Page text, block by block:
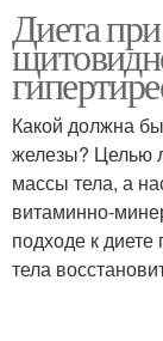
Питание
Диета
Какой должна
железы? Целью
массы тела, а
витаминно-
подходе к
тела